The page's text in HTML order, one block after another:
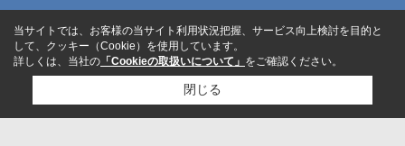
当サイトでは、お客様の当サイト利用状況把握、サービス向上検討を目的と
して、クッキー（Cookie）を使用しています。
詳しくは、当社の 「Cookieの取扱いについて」 をご確認ください。
閉じる